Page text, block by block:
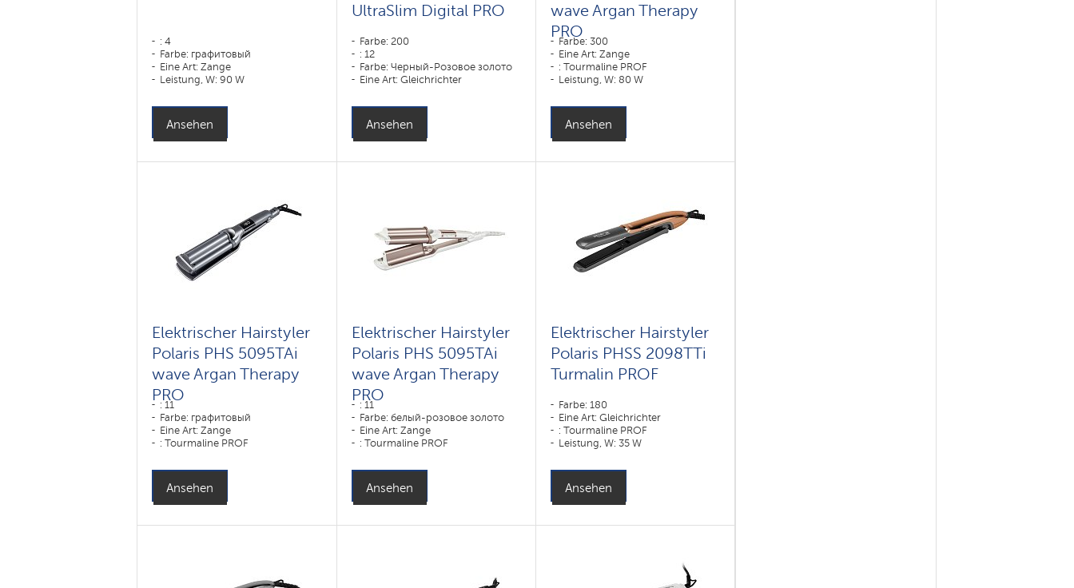
: 4
Farbe: графитовый
Eine Art: Zange
Leistung, W: 90 W
Ansehen
UltraSlim Digital PRO
Farbe: 200
: 12
Farbe: Черный-Розовое золото
Eine Art: Gleichrichter
Leistung, W: 45 W
Ansehen
wave Argan Therapy
PRO
Farbe: 300
Eine Art: Zange
: Tourmaline PROF
Leistung, W: 80 W
Ansehen
Elektrischer Hairstyler
Polaris PHS 5095TAi
wave Argan Therapy
PRO
: 11
Farbe: графитовый
Eine Art: Zange
: Tourmaline PROF
Ansehen
Elektrischer Hairstyler
Polaris PHS 5095TAi
wave Argan Therapy
PRO
: 11
Farbe: белый-розовое золото
Eine Art: Zange
: Tourmaline PROF
Ansehen
Elektrischer Hairstyler
Polaris PHSS 2098TTi
Turmalin PROF
Farbe: 180
Eine Art: Gleichrichter
: Tourmaline PROF
Leistung, W: 35 W
Ansehen